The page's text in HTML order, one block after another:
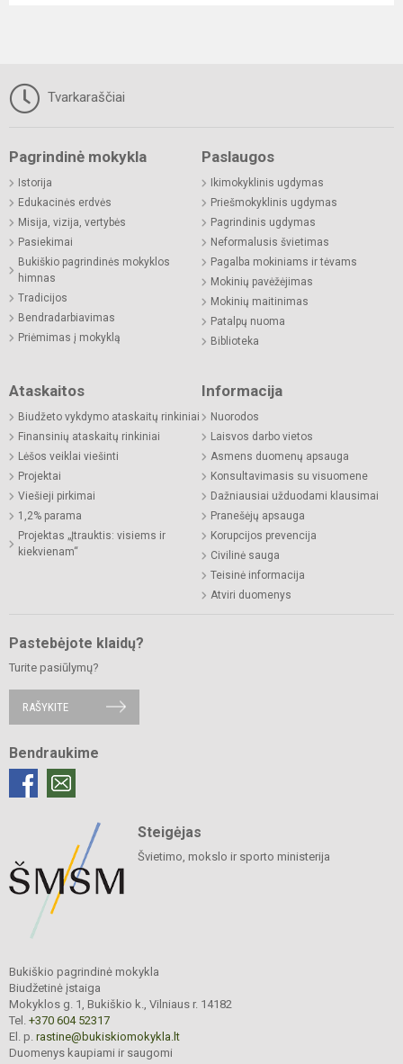
Tvarkaraščiai
Pagrindinė mokykla
Istorija
Edukacinės erdvės
Misija, vizija, vertybės
Pasiekimai
Bukiškio pagrindinės mokyklos
himnas
Tradicijos
Bendradarbiavimas
Priėmimas į mokyklą
Paslaugos
Ikimokyklinis ugdymas
Priešmokyklinis ugdymas
Pagrindinis ugdymas
Neformalusis švietimas
Pagalba mokiniams ir tėvams
Mokinių pavėžėjimas
Mokinių maitinimas
Patalpų nuoma
Biblioteka
Ataskaitos
Biudžeto vykdymo ataskaitų rinkiniai
Finansinių ataskaitų rinkiniai
Lėšos veiklai viešinti
Projektai
Viešieji pirkimai
1,2% parama
Projektas „Įtrauktis: visiems ir
kiekvienam“
Informacija
Nuorodos
Laisvos darbo vietos
Asmens duomenų apsauga
Konsultavimasis su visuomene
Dažniausiai užduodami klausimai
Pranešėjų apsauga
Korupcijos prevencija
Civilinė sauga
Teisinė informacija
Atviri duomenys
Pastebėjote klaidų?
Turite pasiūlymų?
RAŠYKITE
Bendraukime
Steigėjas
Švietimo, mokslo ir sporto ministerija
Bukiškio pagrindinė mokykla
Biudžetinė įstaiga
Mokyklos g. 1, Bukiškio k., Vilniaus r. 14182
Tel. +370 604 52317
El. p. rastine@bukiskiomokykla.lt
Duomenys kaupiami ir saugomi